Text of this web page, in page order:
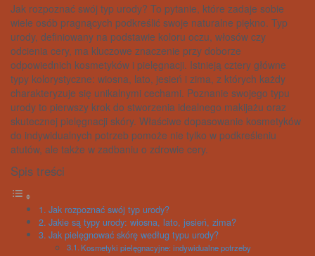
Jak rozpoznać swój typ urody? To pytanie, które zadaje sobie
wiele osób pragnących podkreślić swoje naturalne piękno. Typ
urody, definiowany na podstawie koloru oczu, włosów czy
odcienia cery, ma kluczowe znaczenie przy doborze
odpowiednich kosmetyków i pielęgnacji. Istnieją cztery główne
typy kolorystyczne: wiosna, lato, jesień i zima, z których każdy
charakteryzuje się unikalnymi cechami. Poznanie swojego typu
urody to pierwszy krok do stworzenia idealnego makijażu oraz
skutecznej pielęgnacji skóry. Właściwe dopasowanie kosmetyków
do indywidualnych potrzeb pomoże nie tylko w podkreśleniu
atutów, ale także w zadbaniu o zdrowie cery.
Spis treści
Jak rozpoznać swój typ urody?
Jakie są typy urody: wiosna, lato, jesień, zima?
Jak pielęgnować skórę według typu urody?
Kosmetyki pielęgnacyjne: indywidualne potrzeby